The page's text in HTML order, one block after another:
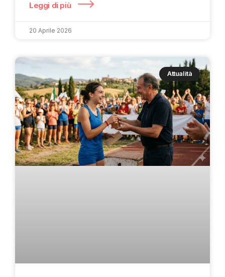
Leggi di più
20 Aprile 2026
Attualità